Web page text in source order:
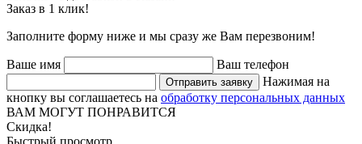
Заказ в 1 клик!
Заполните форму ниже и мы сразу же Вам перезвоним!
Ваше имя Ваш телефон
Отправить заявку
Нажимая на
кнопку вы соглашаетесь на обработку персональных данных
ВАМ МОГУТ ПОНРАВИТСЯ
Скидка!
Быстрый просмотр